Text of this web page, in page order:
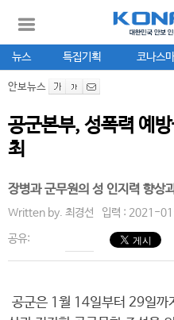
뉴스 특집기획 코나스
안보뉴스
공군본부, 성폭력 예
최
장병과 군무원의 성 인지력 향상
Written by. 최경선 입력 : 2021-
공유:
공군은 1월 14일부터 29일까